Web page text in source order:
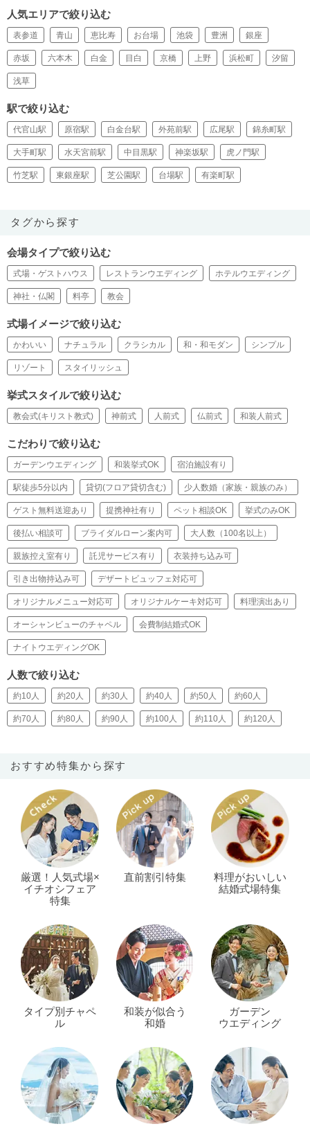
人気エリアで絞り込む
表参道 青山 恵比寿 お台場 池袋 豊洲 銀座
赤坂 六本木 白金 目白 京橋 上野 浜松町 汐留
浅草
駅で絞り込む
代官山駅 原宿駅 白金台駅 外苑前駅 広尾駅 錦糸町駅
大手町駅 水天宮前駅 中目黒駅 神楽坂駅 虎ノ門駅
竹芝駅 東銀座駅 芝公園駅 台場駅 有楽町駅
タグから探す
会場タイプで絞り込む
式場・ゲストハウス レストランウエディング ホテルウエディング
神社・仏閣 料亭 教会
式場イメージで絞り込む
かわいい ナチュラル クラシカル 和・和モダン シンプル
リゾート スタイリッシュ
挙式スタイルで絞り込む
教会式(キリスト教式) 神前式 人前式 仏前式 和装人前式
こだわりで絞り込む
ガーデンウエディング 和装挙式OK 宿泊施設有り
駅徒歩5分以内 貸切(フロア貸切含む) 少人数婚（家族・親族のみ）
ゲスト無料送迎あり 提携神社有り ペット相談OK 挙式のみOK
後払い相談可 ブライダルローン案内可 大人数（100名以上）
親族控え室有り 託児サービス有り 衣装持ち込み可
引き出物持込み可 デザートビュッフェ対応可
オリジナルメニュー対応可 オリジナルケーキ対応可 料理演出あり
オーシャンビューのチャペル 会費制結婚式OK
ナイトウエディングOK
人数で絞り込む
約10人 約20人 約30人 約40人 約50人 約60人
約70人 約80人 約90人 約100人 約110人 約120人
おすすめ特集から探す
厳選！人気式場×
イチオシフェア
特集
直前割引特集
料理がおいしい
結婚式場特集
タイプ別チャペ
ル
和装が似合う
和婚
ガーデン
ウエディング